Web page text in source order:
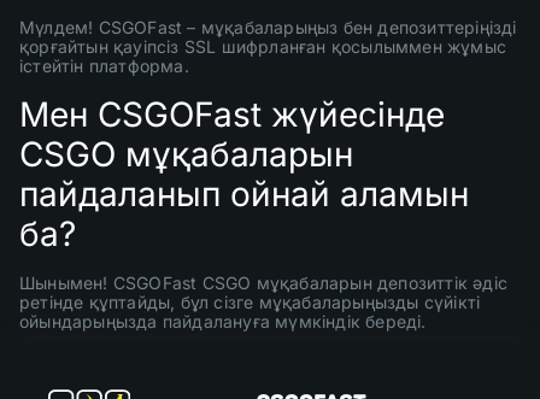
Мүлдем! CSGOFast – мұқабаларыңыз бен депозиттеріңізді
қорғайтын қауіпсіз SSL шифрланған қосылыммен жұмыс
істейтін платформа.
Мен CSGOFast жүйесінде
CSGO мұқабаларын
пайдаланып ойнай аламын
ба?
Шынымен! CSGOFast CSGO мұқабаларын депозиттік әдіс
ретінде құптайды, бұл сізге мұқабаларыңызды сүйікті
ойындарыңызда пайдалануға мүмкіндік береді.